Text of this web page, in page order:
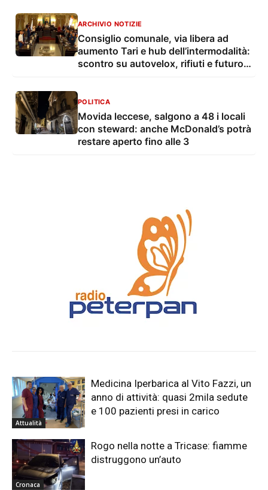
ARCHIVIO NOTIZIE
Consiglio comunale, via libera ad
aumento Tari e hub dell’intermodalità:
scontro su autovelox, rifiuti e futuro
POLITICA
Movida leccese, salgono a 48 i locali
con steward: anche McDonald’s potrà
restare aperto fino alle 3
Attualità
Medicina Iperbarica al Vito Fazzi, un
anno di attività: quasi 2mila sedute
e 100 pazienti presi in carico
Cronaca
Rogo nella notte a Tricase: fiamme
distruggono un’auto